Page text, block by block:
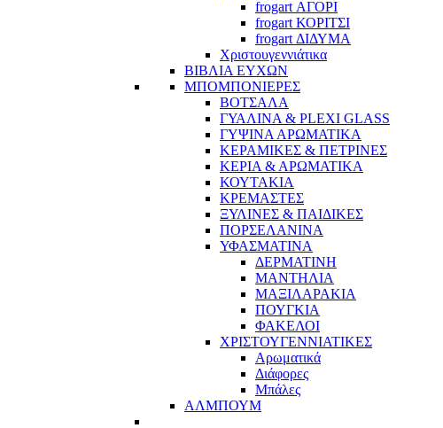
frogart ΑΓΟΡΙ
frogart ΚΟΡΙΤΣΙ
frogart ΔΙΔΥΜΑ
Χριστουγεννιάτικα
ΒΙΒΛΙΑ ΕΥΧΩΝ
ΜΠΟΜΠΟΝΙΕΡΕΣ
ΒΟΤΣΑΛΑ
ΓΥΑΛΙΝΑ & PLEXI GLASS
ΓΥΨΙΝΑ ΑΡΩΜΑΤΙΚΑ
ΚΕΡΑΜΙΚΕΣ & ΠΕΤΡΙΝΕΣ
ΚΕΡΙΑ & ΑΡΩΜΑΤΙΚΑ
ΚΟΥΤΑΚΙΑ
ΚΡΕΜΑΣΤΕΣ
ΞΥΛΙΝΕΣ & ΠΑΙΔΙΚΕΣ
ΠΟΡΣΕΛΑΝΙΝΑ
ΥΦΑΣΜΑΤΙΝA
ΔΕΡΜΑΤΙΝΗ
ΜΑΝΤΗΛΙΑ
ΜΑΞΙΛΑΡΑΚΙΑ
ΠΟΥΓΚΙΑ
ΦΑΚΕΛΟΙ
ΧΡΙΣΤΟΥΓΕΝΝΙΑΤΙΚΕΣ
Αρωματικά
Διάφορες
Μπάλες
ΑΛΜΠΟΥΜ